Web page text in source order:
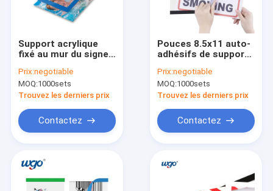
Support acrylique
fixé au mur du signe
auto-adhésif aucun
aimant requis
Prix:negotiable
MOQ:1000sets
Trouvez les derniers prix
Contactez
Pouces 8.5x11 auto-
adhésifs de support
de Repositionable
Prix:negotiable
MOQ:1000sets
Trouvez les derniers prix
Contactez